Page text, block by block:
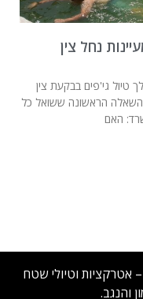
נחל צין
טיול גי'פים בבקעת צין
השאלה הראשונה ששואל כל
האם
אטרקציות וטיולי שטח
והנגב.